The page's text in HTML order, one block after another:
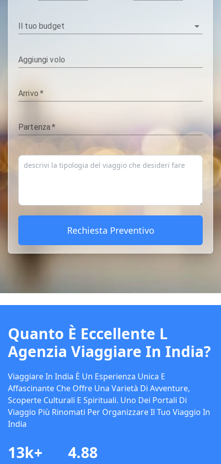
Il tuo budget
Aggiungi volo
Arrivo *
Partenza*
Rechiesta Preventivo
Quanto È Eccellente L
Agenzia Viaggiare In India?
Viaggiare In India È Un Esperienza Unica E
Affascinante Che Offre Una Varietà Di Avventure,
Scoperte Culturali E Spirituali. Uno Dei Portali Di
Viaggio Più Rinomati Per Organizzare Il Tuo Viaggio In
India
13k+ 4.88